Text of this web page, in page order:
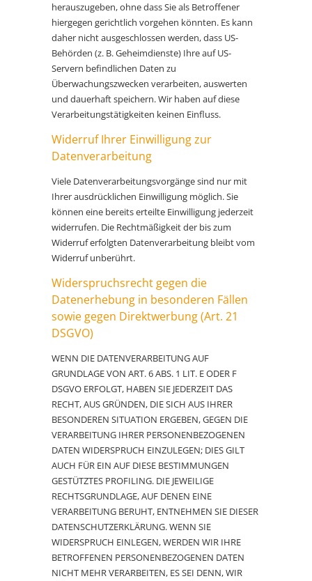
herauszugeben, ohne dass Sie als Betroffener
hiergegen gerichtlich vorgehen könnten. Es kann
daher nicht ausgeschlossen werden, dass US-
Behörden (z. B. Geheimdienste) Ihre auf US-
Servern befindlichen Daten zu
Überwachungszwecken verarbeiten, auswerten
und dauerhaft speichern. Wir haben auf diese
Verarbeitungstätigkeiten keinen Einfluss.
Widerruf Ihrer Einwilligung zur
Datenverarbeitung
Viele Datenverarbeitungsvorgänge sind nur mit
Ihrer ausdrücklichen Einwilligung möglich. Sie
können eine bereits erteilte Einwilligung jederzeit
widerrufen. Die Rechtmäßigkeit der bis zum
Widerruf erfolgten Datenverarbeitung bleibt vom
Widerruf unberührt.
Widerspruchsrecht gegen die
Datenerhebung in besonderen Fällen
sowie gegen Direktwerbung (Art. 21
DSGVO)
WENN DIE DATENVERARBEITUNG AUF
GRUNDLAGE VON ART. 6 ABS. 1 LIT. E ODER F
DSGVO ERFOLGT, HABEN SIE JEDERZEIT DAS
RECHT, AUS GRÜNDEN, DIE SICH AUS IHRER
BESONDEREN SITUATION ERGEBEN, GEGEN DIE
VERARBEITUNG IHRER PERSONENBEZOGENEN
DATEN WIDERSPRUCH EINZULEGEN; DIES GILT
AUCH FÜR EIN AUF DIESE BESTIMMUNGEN
GESTÜTZTES PROFILING. DIE JEWEILIGE
RECHTSGRUNDLAGE, AUF DENEN EINE
VERARBEITUNG BERUHT, ENTNEHMEN SIE DIESER
DATENSCHUTZERKLÄRUNG. WENN SIE
WIDERSPRUCH EINLEGEN, WERDEN WIR IHRE
BETROFFENEN PERSONENBEZOGENEN DATEN
NICHT MEHR VERARBEITEN, ES SEI DENN, WIR